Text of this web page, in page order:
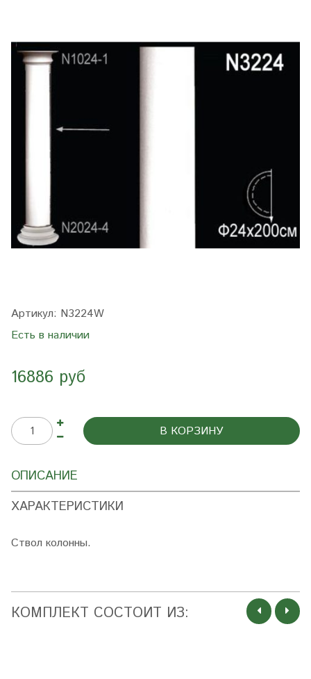
Артикул: N3224W
Есть в наличии
16886 руб
В КОРЗИНУ
ОПИСАНИЕ
ХАРАКТЕРИСТИКИ
Ствол колонны.
КОМПЛЕКТ СОСТОИТ ИЗ: